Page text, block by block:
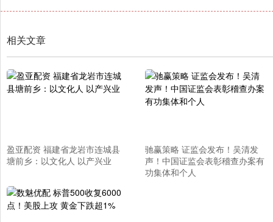
相关文章
盈亚配资 福建省龙岩市连城县
塘前乡：以文化人 以产兴业
驰赢策略 证监会发布！吴清发
声！中国证监会表彰稽查办案有
功集体和个人